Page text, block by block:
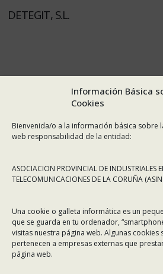
Información Básica
Cookies
Bienvenida/o a la información básica sobre
web responsabilidad de la entidad:
ASOCIACION PROVINCIAL DE INDUSTRIALES
TELECOMUNICACIONES DE LA CORUÑA
Una cookie o galleta informática es un
que se guarda en tu ordenador,
visitas nuestra página web. Algunas cookies
pertenecen a empresas externas que
página web.
DETEGIT, S.L.